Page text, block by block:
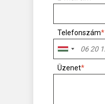
Telefonszám*
Üzenet*